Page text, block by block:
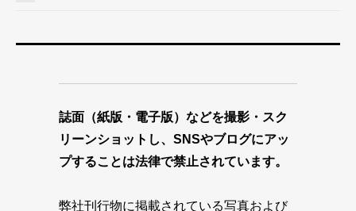
誌面（紙版・電子版）などを撮影・スク
リーンショットし、SNSやブログにアッ
プすることは法律で禁止されています。
弊社刊行物に掲載されている写真および